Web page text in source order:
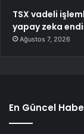
TSX vadeli
yapay zeka
Ağustos 7, 2026
En Güncel